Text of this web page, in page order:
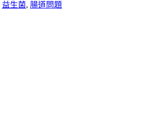
益生菌, 腸道問題